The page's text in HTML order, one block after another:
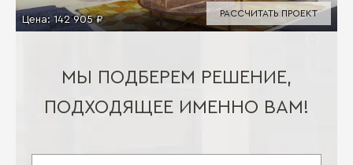
Цена: 142 905 ₽
РАССЧИТАТЬ ПРОЕКТ
МЫ ПОДБЕРЕМ РЕШЕНИЕ,
ПОДХОДЯЩЕЕ ИМЕННО ВАМ!